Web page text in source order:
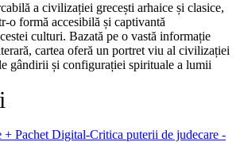
a civilizației grecești arhaice și clasice,
o formă accesibilă și captivantă
culturi. Bazată pe o vastă informație
cartea oferă un portret viu al civilizației
gândirii și configurației spirituale a lumii